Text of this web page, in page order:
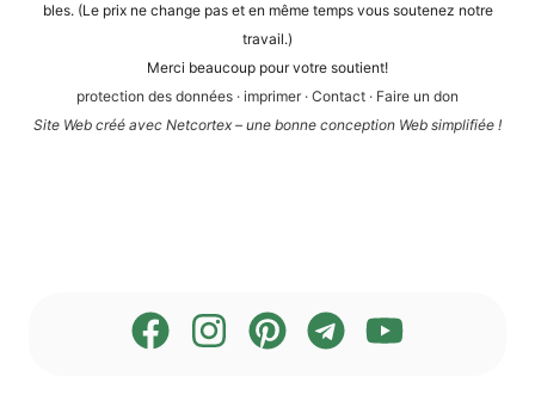
bles. (Le prix ne chan­ge pas et en même temps vous sou­te­n­ez not­re
travail.)
Mer­ci beau­coup pour vot­re soutient!
pro­tec­tion des don­nées · impri­mer· Cont­act · Fai­re un don
Site Web créé avec Net­cortex – une bon­ne con­cep­ti­on Web simplifiée !